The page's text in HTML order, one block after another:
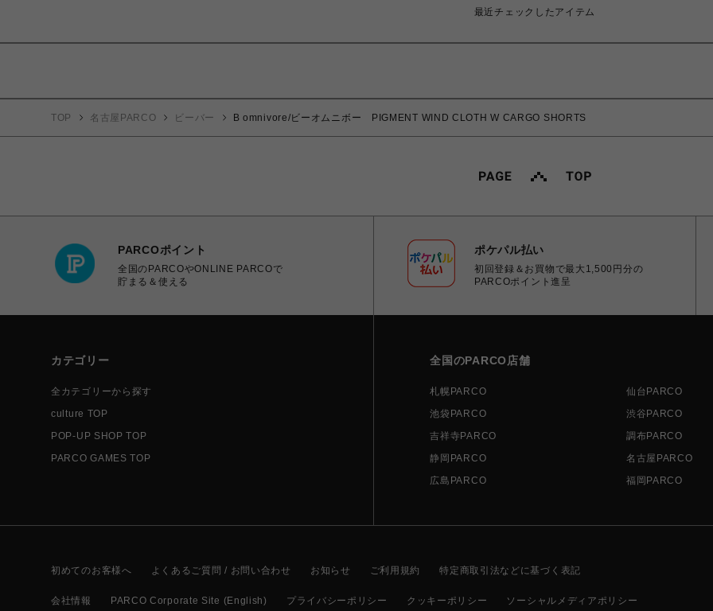
最近チェックしたアイテム
TOP 名古屋PARCO ビーバー B omnivore/ビーオムニボー PIGMENT WIND CLOTH W CARGO SHORTS
PARCOポイント
全国のPARCOやONLINE PARCOで
貯まる＆使える
ポケパル払い
初回登録＆お買物で最大1,500円分の
PARCOポイント進呈
カテゴリー
全カテゴリーから探す
culture TOP
POP-UP SHOP TOP
PARCO GAMES TOP
全国のPARCO店舗
札幌PARCO 仙台PARCO
池袋PARCO
渋谷PARCO
吉祥寺PARCO
調布PARCO
静岡PARCO
名古屋PARCO
広島PARCO
福岡PARCO
初めてのお客様へ よくあるご質問 / お問い合わせ お知らせ ご利用規約 特定商取引法などに基づく表記
会社情報 PARCO Corporate Site (English) プライバシーポリシー クッキーポリシー ソーシャルメディアポリシー